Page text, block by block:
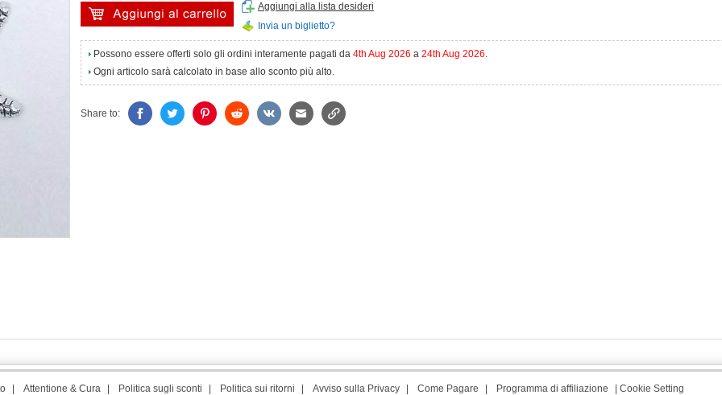
Aggiungi alla lista desideri
Invia un biglietto?
Possono essere offerti solo gli ordini interamente pagati da 4th Aug 2026 a 24th Aug 2026.
Ogni articolo sarà calcolato in base allo sconto più alto.
Share to:
Attentione & Cura Politica sugli sconti Politica sui ritorni Avviso sulla Privacy Come Pagare Programma di affiliazione Cookie Setting